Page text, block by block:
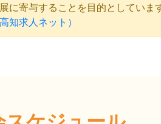
に寄与することを目的としています
知求人ネット）